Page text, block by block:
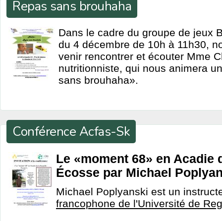
Repas sans brouhaha
Dans le cadre du groupe de jeux
du 4 décembre de 10h à 11h30,
venir rencontrer et écouter Mme
nutritionniste, qui nous animera
sans brouhaha».
Conférence Acfas-Sk
Le «moment 68» en Acadie
Écosse par Michael
Michael Poplyanski est un
francophone de l'Université de